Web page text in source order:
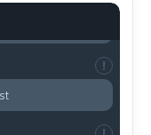
želimo svako